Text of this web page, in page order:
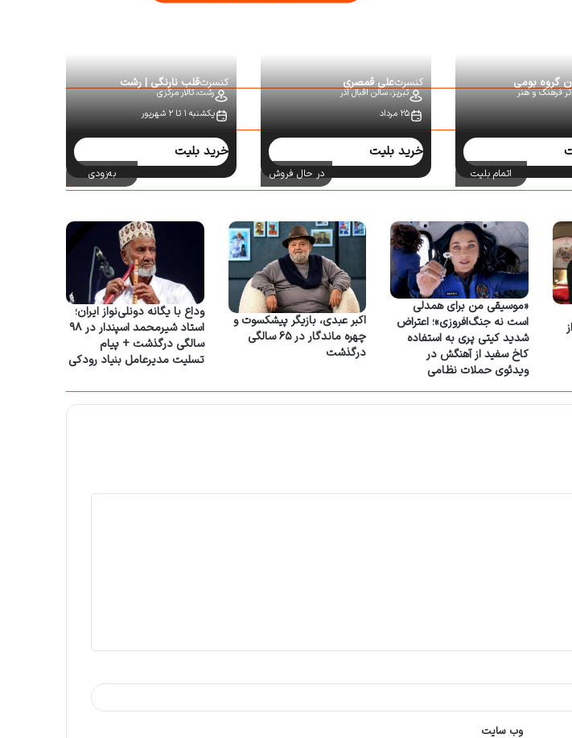
گروه بومی
فرهنگ و هنر
اتمام بلیت
کنسرتعلی قمصری
تبریز،سالن اقبال آذر
۲۵ مرداد
خرید بلیت
در حال فروش
کنسرتقلب نارنگی | رشت
رشت،تالار مرکزی
یکشنبه ۱ تا ۲ شهریور
خرید بلیت
به‌زودی
«موسیقی من برای همدلی
است نه جنگ‌افروزی»؛ اعتراض
شدید کیتی پری به استفاده
کاخ سفید از آهنگش در
ویدئوی حملات نظامی
اکبر عبدی، بازیگر پیشکسوت و
چهره ماندگار در ۶۵ سالگی
درگذشت
وداع با یگانه دونلی‌نواز ایران؛
استاد شیرمحمد اسپندار در ۹۸
سالگی درگذشت + پیام
تسلیت مدیرعامل بنیاد رودکی
وب‌ سایت